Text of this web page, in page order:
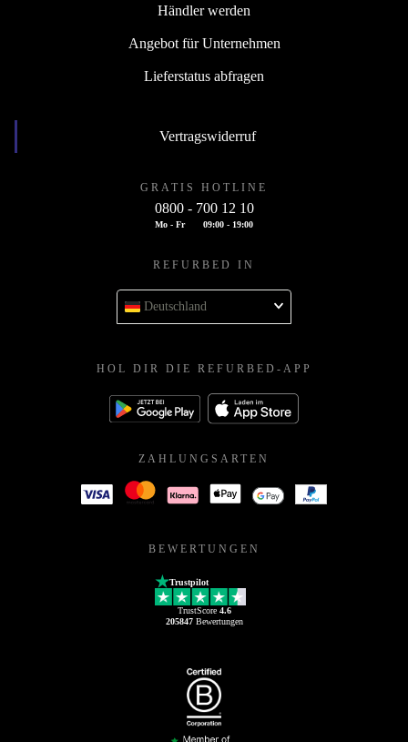
Händler werden
Angebot für Unternehmen
Lieferstatus abfragen
Vertragswiderruf
GRATIS HOTLINE
0800 - 700 12 10
Mo - Fr 09:00 - 19:00
REFURBED IN
Deutschland
HOL DIR DIE REFURBED-APP
ZAHLUNGSARTEN
BEWERTUNGEN
Trustpilot
TrustScore 4.6
205847Bewertungen